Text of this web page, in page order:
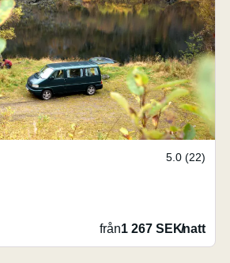
5.0 (22)
från1 267 SEK/natt